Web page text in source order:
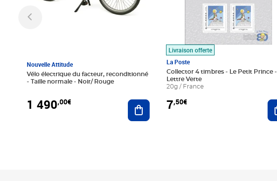
Nouvelle Attitude
Vélo électrique du facteur, reconditionné
- Taille normale - Noir/ Rouge
1 490,00€ Ajouter au panier
Livraison offerte
La Poste
Collector 4 timbres - Le Petit Prince -
Lettre Verte
20g / France
7,50€